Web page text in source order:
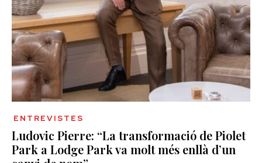
ENTREVISTES
Ludovic Pierre: “La transformació de Piolet
Park a Lodge Park va molt més enllà d’un